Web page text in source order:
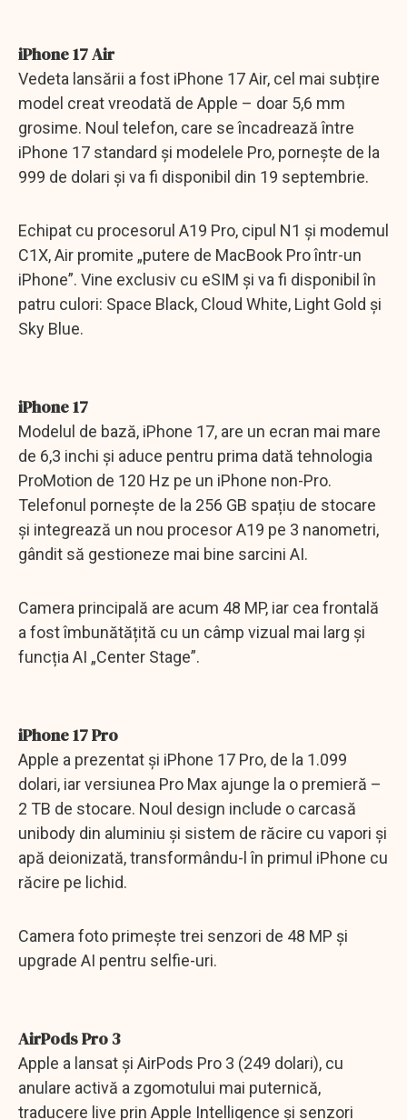
iPhone 17 Air
Vedeta lansării a fost iPhone 17 Air, cel mai subțire
model creat vreodată de Apple – doar 5,6 mm
grosime. Noul telefon, care se încadrează între
iPhone 17 standard și modelele Pro, pornește de la
999 de dolari și va fi disponibil din 19 septembrie.
Echipat cu procesorul A19 Pro, cipul N1 și modemul
C1X, Air promite „putere de MacBook Pro într-un
iPhone”. Vine exclusiv cu eSIM și va fi disponibil în
patru culori: Space Black, Cloud White, Light Gold și
Sky Blue.
iPhone 17
Modelul de bază, iPhone 17, are un ecran mai mare
de 6,3 inchi și aduce pentru prima dată tehnologia
ProMotion de 120 Hz pe un iPhone non-Pro.
Telefonul pornește de la 256 GB spațiu de stocare
și integrează un nou procesor A19 pe 3 nanometri,
gândit să gestioneze mai bine sarcini AI.
Camera principală are acum 48 MP, iar cea frontală
a fost îmbunătățită cu un câmp vizual mai larg și
funcția AI „Center Stage”.
iPhone 17 Pro
Apple a prezentat și iPhone 17 Pro, de la 1.099
dolari, iar versiunea Pro Max ajunge la o premieră –
2 TB de stocare. Noul design include o carcasă
unibody din aluminiu și sistem de răcire cu vapori și
apă deionizată, transformându-l în primul iPhone cu
răcire pe lichid.
Camera foto primește trei senzori de 48 MP și
upgrade AI pentru selfie-uri.
AirPods Pro 3
Apple a lansat și AirPods Pro 3 (249 dolari), cu
anulare activă a zgomotului mai puternică,
traducere live prin Apple Intelligence și senzori